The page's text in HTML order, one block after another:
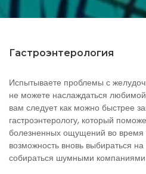
Гастроэнтерология
Испытываете проблемы с
не можете наслаждаться
вам следует как можно быстрее
гастроэнтерологу, который
болезненных ощущений во
возможность вновь выбираться
собираться шумными компаниями